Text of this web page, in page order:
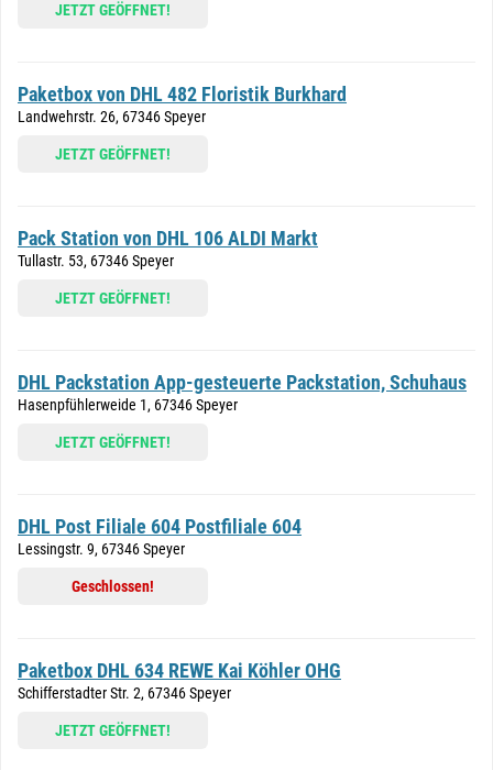
JETZT GEÖFFNET!
Paketbox von DHL 482 Floristik Burkhard
Landwehrstr. 26, 67346 Speyer
JETZT GEÖFFNET!
Pack Station von DHL 106 ALDI Markt
Tullastr. 53, 67346 Speyer
JETZT GEÖFFNET!
DHL Packstation App-gesteuerte Packstation, Schuhaus
Hasenpfühlerweide 1, 67346 Speyer
JETZT GEÖFFNET!
DHL Post Filiale 604 Postfiliale 604
Lessingstr. 9, 67346 Speyer
Geschlossen!
Paketbox DHL 634 REWE Kai Köhler OHG
Schifferstadter Str. 2, 67346 Speyer
JETZT GEÖFFNET!